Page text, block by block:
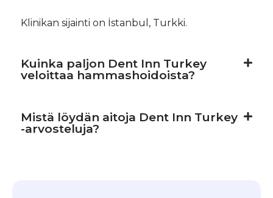
Klinikan sijainti on İstanbul, Turkki.
Kuinka paljon Dent Inn Turkey
veloittaa hammashoidoista?
Mistä löydän aitoja Dent Inn Turkey
-arvosteluja?